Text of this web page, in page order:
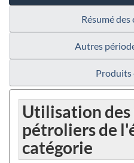
Résumé
Autres
Produits
Utilisation
pétroliers de
catégorie